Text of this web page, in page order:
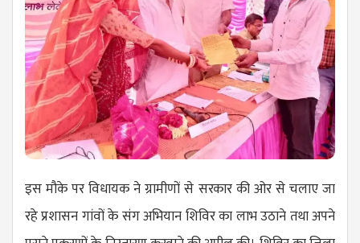
इस मौके पर विधायक ने ग्रामीणों से सरकार की ओर से चलाए जा
रहे प्रशासन गांवों के संग अभियान शिविर का लाभ उठाने तथा अपने